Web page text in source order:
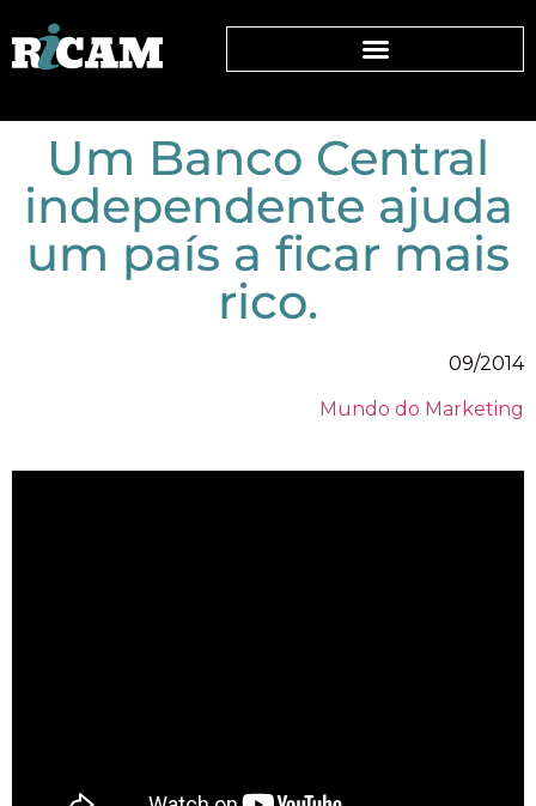
Um Banco Central
independente ajuda
um país a ficar mais
rico.
09/2014
Mundo do Marketing